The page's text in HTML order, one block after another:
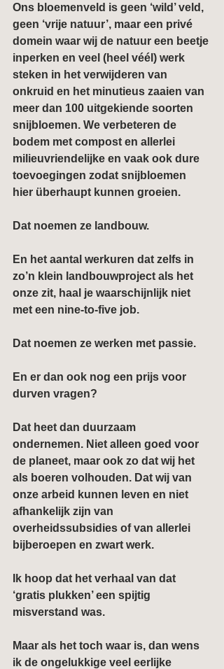
Ons bloemenveld is geen ‘wild’ veld,
geen ‘vrije natuur’, maar een privé
domein waar wij de natuur een beetje
inperken en veel (heel véél) werk
steken in het verwijderen van
onkruid en het minutieus zaaien van
meer dan 100 uitgekiende soorten
snijbloemen. We verbeteren de
bodem met compost en allerlei
milieuvriendelijke en vaak ook dure
toevoegingen zodat snijbloemen
hier überhaupt kunnen groeien.
Dat noemen ze landbouw.
En het aantal werkuren dat zelfs in
zo’n klein landbouwproject als het
onze zit, haal je waarschijnlijk niet
met een nine-to-five job.
Dat noemen ze werken met passie.
En er dan ook nog een prijs voor
durven vragen?
Dat heet dan duurzaam
ondernemen. Niet alleen goed voor
de planeet, maar ook zo dat wij het
als boeren volhouden. Dat wij van
onze arbeid kunnen leven en niet
afhankelijk zijn van
overheidssubsidies of van allerlei
bijberoepen en zwart werk.
Ik hoop dat het verhaal van dat
‘gratis plukken’ een spijtig
misverstand was.
Maar als het toch waar is, dan wens
ik de ongelukkige veel eerlijke